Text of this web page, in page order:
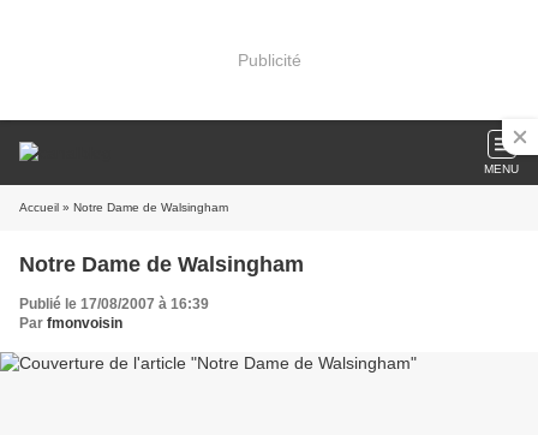
Publicité
MENU
Accueil » Notre Dame de Walsingham
Notre Dame de Walsingham
Publié le 17/08/2007 à 16:39
Par fmonvoisin